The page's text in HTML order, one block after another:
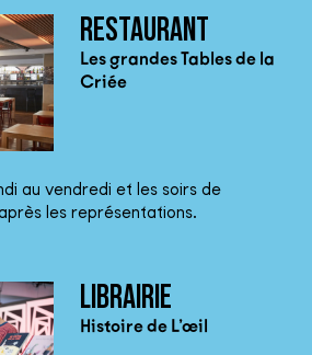
RESTAURANT
Les grandes Tables de la
Criée
au vendredi et les soirs de
les représentations.
LIBRAIRIE
Histoire de L’œil